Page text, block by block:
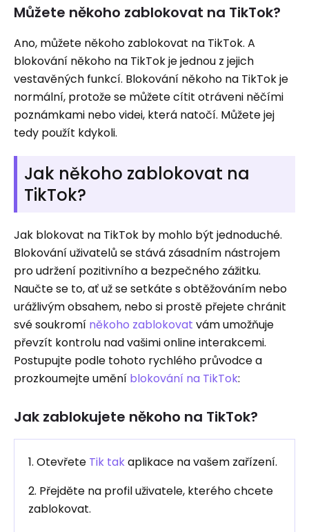
Můžete někoho zablokovat na TikTok?
Ano, můžete někoho zablokovat na TikTok. A
blokování někoho na TikTok je jednou z jejich
vestavěných funkcí. Blokování někoho na TikTok je
normální, protože se můžete cítit otráveni něčími
poznámkami nebo videi, která natočí. Můžete jej
tedy použít kdykoli.
Jak někoho zablokovat na
TikTok?
Jak blokovat na TikTok by mohlo být jednoduché.
Blokování uživatelů se stává zásadním nástrojem
pro udržení pozitivního a bezpečného zážitku.
Naučte se to, ať už se setkáte s obtěžováním nebo
urážlivým obsahem, nebo si prostě přejete chránit
své soukromí někoho zablokovat vám umožňuje
převzít kontrolu nad vašimi online interakcemi.
Postupujte podle tohoto rychlého průvodce a
prozkoumejte umění blokování na TikTok:
Jak zablokujete někoho na TikTok?
1. Otevřete Tik takaplikace na vašem zařízení.
2. Přejděte na profil uživatele, kterého chcete
zablokovat.